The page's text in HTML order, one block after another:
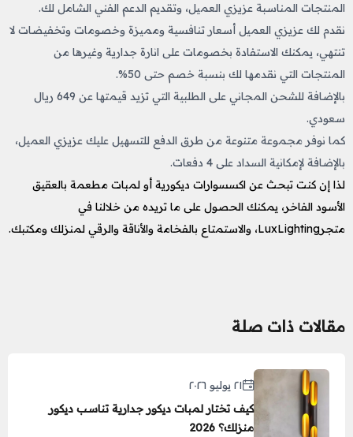
المنتجات المناسبة عزيزي العميل، وتقديم الدعم الفني الشامل لك.
نقدم لك عزيزي العميل أسعار تنافسية ومميزة وخصومات وتخفيضات لا
تنتهي، يمكنك الاستفادة بخصومات على انارة جدارية وغيرها من
المنتجات التي نقدمها لك بنسبة خصم حتى 50%.
بالإضافة للشحن المجاني على الطلبية التي تزيد قيمتها عن 649 ريال
سعودي.
كما نوفر مجموعة متنوعة من طرق الدفع للتسهيل عليك عزيزي العميل،
بالإضافة لإمكانية السداد على 4 دفعات.
لذا إن كنت تبحث عن اكسسوارات ديكورية أو لمبات مطعمة بالعقيق
الأسود الفاخر، يمكنك الحصول على ما تريده من خلالنا في
متجرLuxLighting، والاستمتاع بالفخامة والأناقة والرقي لمنزلك ومكتبك.
مقالات ذات صلة
٢١ يوليو ٢٠٢٦
كيف تختار لمبات ديكور جدارية تناسب ديكور
منزلك؟ 2026